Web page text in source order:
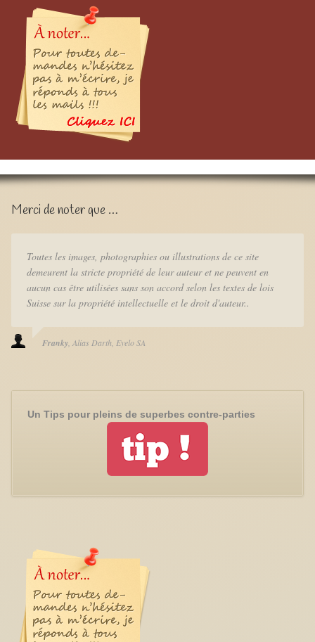
Merci de noter que …
Toutes les images, photographies ou illustrations de ce site
demeurent la stricte propriété de leur auteur et ne peuvent en
aucun cas être utilisées sans son accord selon les textes de lois
Suisse sur la propriété intellectuelle et le droit d'auteur..
Franky Alias Darth Eyelo SA
Un Tips pour pleins de superbes contre-parties